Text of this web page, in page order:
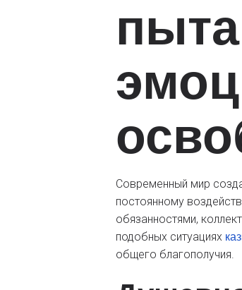
Современный мир
постоянному
обязанностями,
подобных ситуациях
общего благополучия.